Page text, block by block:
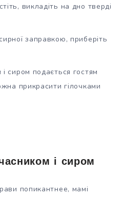
викладіть на дно тверді
заправкою, приберіть
сиром подається гостям
прикрасити гілочками
і сиром
попикантнее, мамі